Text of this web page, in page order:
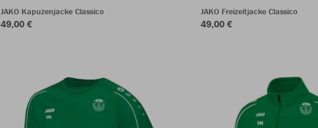
JAKO Kapuzenjacke Classico
49,00 €
JAKO Freizeitjacke Classico
49,00 €